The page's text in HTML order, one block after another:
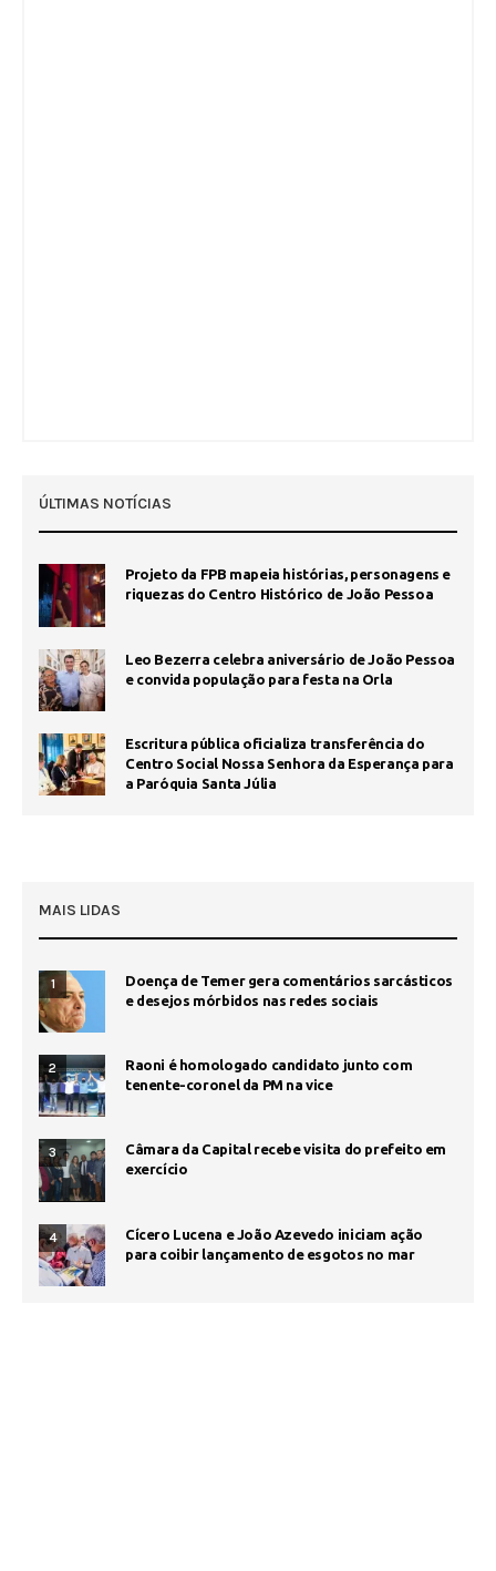
ÚLTIMAS NOTÍCIAS
Projeto da FPB mapeia histórias, personagens e
riquezas do Centro Histórico de João Pessoa
Leo Bezerra celebra aniversário de João Pessoa
e convida população para festa na Orla
Escritura pública oficializa transferência do
Centro Social Nossa Senhora da Esperança para
a Paróquia Santa Júlia
MAIS LIDAS
1
Doença de Temer gera comentários sarcásticos
e desejos mórbidos nas redes sociais
2
Raoni é homologado candidato junto com
tenente-coronel da PM na vice
3
Câmara da Capital recebe visita do prefeito em
exercício
4
Cícero Lucena e João Azevedo iniciam ação
para coibir lançamento de esgotos no mar